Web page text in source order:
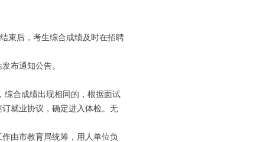
束后，考生综合成绩及时在招聘
布通知公告。
合成绩出现相同的，根据面试
就业协议，确定进入体检。无
由市教育局统筹，用人单位负